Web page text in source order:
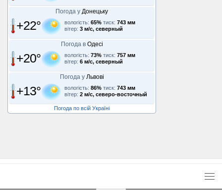
Погода у Донецьку
+22° вологість: 65% тиск: 743 мм
вітер: 3 м/с, северный
Погода в Одесі
+20° вологість: 73% тиск: 757 мм
вітер: 6 м/с, северный
Погода у Львові
+13° вологість: 86% тиск: 743 мм
вітер: 2 м/с, северо-восточный
Погода по всій Україні